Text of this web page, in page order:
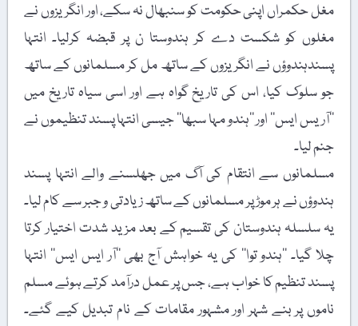
مغل حکمراں اپنی حکومت کو سنبھال نہ سکے، اور انگریزوں نے
مغلوں کو شکست دے کر ہندوستا ن پر قبضہ کرلیا۔ انتہا
پسندہندوؤں نے انگریزوں کے ساتھ مل کر مسلمانوں کے ساتھ
جو سلوک کیا، اس کی تاریخ گواہ ہے اور اسی سیاہ تاریخ میں
’’آریس ایس‘‘ اور ’’ہندو مہا سبھا‘‘ جیسی انتہا پسند تنظیموں نے
جنم لیا۔
مسلمانوں سے انتقام کی آگ میں جھلسنے والے انتہا پسند
ہندوؤں نے ہر موڑ پر مسلمانوں کے ساتھ زیادتی و جبر سے کام لیا۔
یہ سلسلہ ہندوستان کی تقسیم کے بعد مزید شدت اختیار کرتا
چلا گیا۔ ’’ہندو توا‘‘ کی یہ خواہش آج بھی ’’آر ایس ایس‘‘ انتہا
پسند تنظیم کا خواب ہے، جس پر عمل درآمد کرتے ہوئے مسلم
ناموں پر بنے شہر اور مشہور مقامات کے نام تبدیل کیے گئے۔